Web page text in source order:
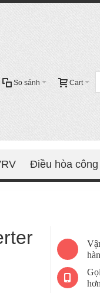
Cart
So sánh
Điều hòa